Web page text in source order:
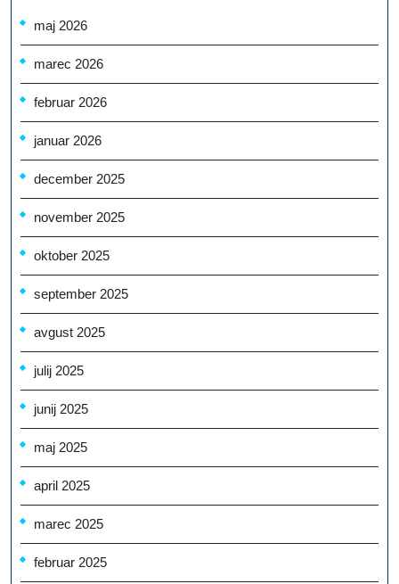
maj 2026
marec 2026
februar 2026
januar 2026
december 2025
november 2025
oktober 2025
september 2025
avgust 2025
julij 2025
junij 2025
maj 2025
april 2025
marec 2025
februar 2025